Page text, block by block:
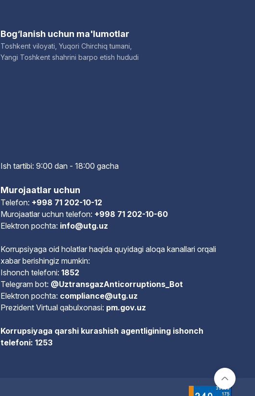
Bog‘lanish uchun ma'lumotlar
Toshkent viloyati, Yuqori Chirchiq tumani,
Yangi Toshkent shahrini barpo etish hududi
Ish tartibi: 9:00 dan - 18:00 gacha
Murojaatlar uchun
Telefon: +998 71 202-10-12
Murojaatlar uchun telefon: +998 71 202-10-60
Elektron pochta: info@utg.uz
Korrupsiyaga oid holatlar haqida quyidagi aloqa kanallari orqali
xabar berishingiz mumkin:
Ishonch telefoni:1852
Telegram bot: @UztransgazAnticorruptions_Bot
Elektron pochta: compliance@utg.uz
Prezident Virtual qabulxonasi: pm.gov.uz
Korrupsiyaga qarshi kurashish agentligining ishonch
telefoni: 1253